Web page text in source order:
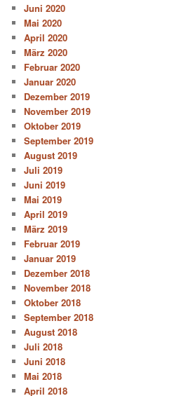
Juni 2020
Mai 2020
April 2020
März 2020
Februar 2020
Januar 2020
Dezember 2019
November 2019
Oktober 2019
September 2019
August 2019
Juli 2019
Juni 2019
Mai 2019
April 2019
März 2019
Februar 2019
Januar 2019
Dezember 2018
November 2018
Oktober 2018
September 2018
August 2018
Juli 2018
Juni 2018
Mai 2018
April 2018